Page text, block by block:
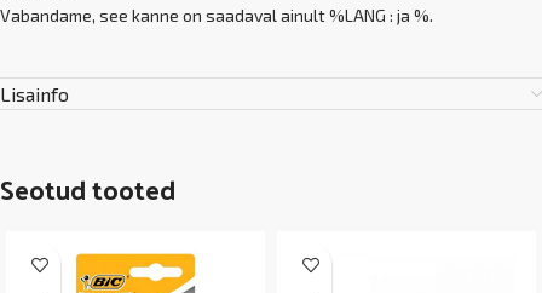
Vabandame, see kanne on saadaval ainult %LANG : ja %.
Lisainfo
Seotud tooted